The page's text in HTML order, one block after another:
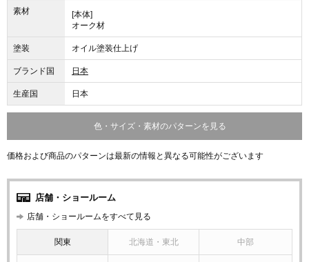
素材
[本体]
オーク材
塗装 オイル塗装仕上げ
ブランド国 日本
生産国 日本
色・サイズ・素材のパターンを見る
価格および商品のパターンは最新の情報と異なる可能性がございます
店舗・ショールーム
店舗・ショールームをすべて見る
関東 北海道・東北 中部